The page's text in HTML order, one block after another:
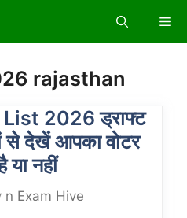
rajasthan
2026 ड्राफ्ट
से देखें आपका वोटर
या नहीं
n Exam Hive